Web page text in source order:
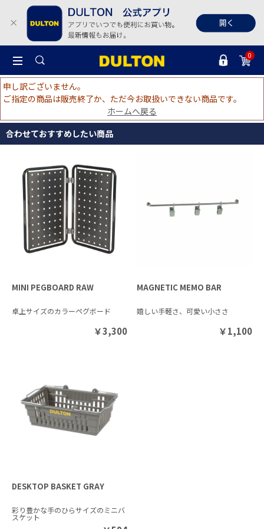
0
申し訳ございません。
ご指定の商品は販売終了か、ただ今お取扱いできない商品です。
ホームへ戻る
合わせておすすめしたい商品
MINI PEGBOARD RAW
卓上サイズのカラーペグボード
￥3,300
MAGNETIC MEMO BAR
嬉しい手軽さ、可愛い小ささ
￥1,100
DESKTOP BASKET GRAY
彩り豊かな手のひらサイズのミニバ
スケット